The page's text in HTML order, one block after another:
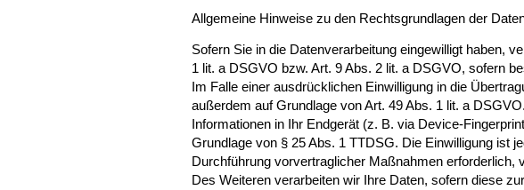
Allgemeine Hinweise zu den Rechtsgrundlagen der
Sofern Sie in die Datenverarbeitung eingewilligt haben,
1 lit. a DSGVO bzw. Art. 9 Abs. 2 lit. a DSGVO, sofern
Im Falle einer ausdrücklichen Einwilligung in die
außerdem auf Grundlage von Art. 49 Abs. 1 lit. a
Informationen in Ihr Endgerät (z. B. via Device-
Grundlage von § 25 Abs. 1 TTDSG. Die Einwilligung ist
Durchführung vorvertraglicher Maßnahmen erforderlich,
Des Weiteren verarbeiten wir Ihre Daten, sofern diese